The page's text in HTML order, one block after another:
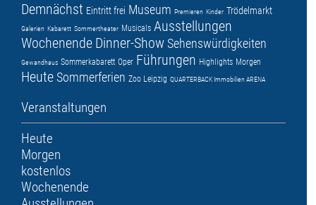
Demnächst Eintritt frei Museum Premieren Kinder Trödelmarkt
Galerien Kabarett Sommertheater Musicals Ausstellungen
Wochenende Dinner-ShowSehenswürdigkeiten
Gewandhaus Sommerkabarett Oper Führungen Highlights Morgen
HeuteSommerferien Zoo Leipzig QUARTERBACK Immobilien ARENA
Veranstaltungen
Heute
Morgen
kostenlos
Wochenende